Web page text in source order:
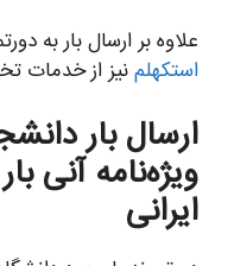
علاوه بر ارسال بار به
استکهلمنیز از خدمات
ارسال بار
ویژه‌نامه آنی
ایرانی